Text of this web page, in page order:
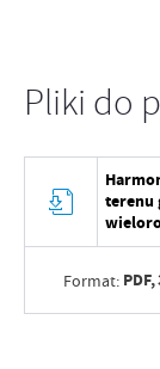
Pliki do
terenu
Format: PDF,